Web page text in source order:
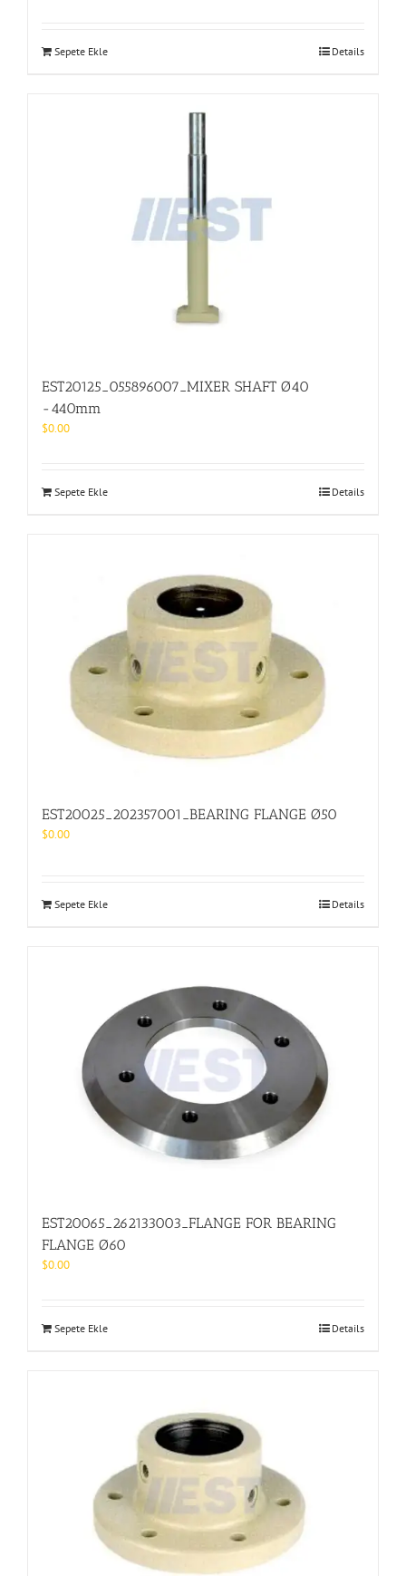
Sepete Ekle Details
EST20125_055896007_MIXER SHAFT Ø40
-440mm
$0.00
Sepete Ekle Details
EST20025_202357001_BEARING FLANGE Ø50
$0.00
Sepete Ekle Details
EST20065_262133003_FLANGE FOR BEARING
FLANGE Ø60
$0.00
Sepete Ekle Details